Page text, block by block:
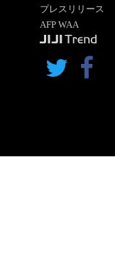
プレスリリース
AFP WAA